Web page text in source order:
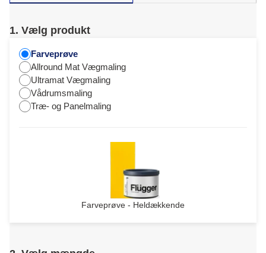
1. Vælg produkt
Farveprøve
Allround Mat Vægmaling
Ultramat Vægmaling
Vådrumsmaling
Træ- og Panelmaling
Farveprøve - Heldækkende